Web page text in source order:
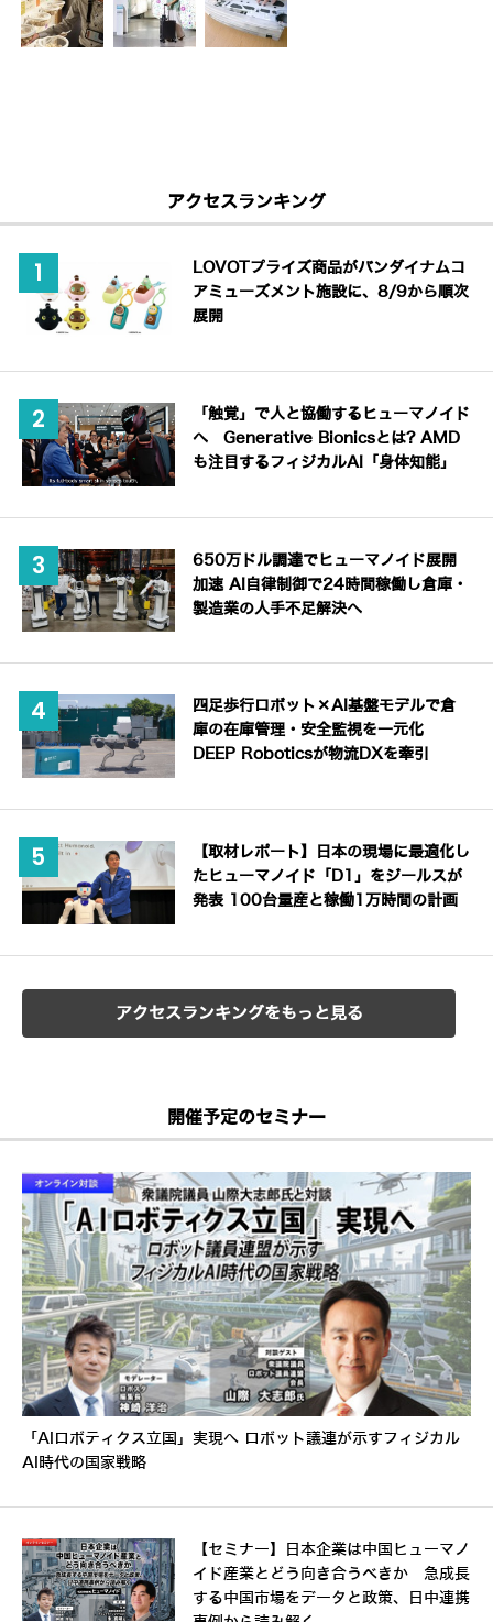
アクセスランキング
LOVOTプライズ商品がバンダイナムコ
アミューズメント施設に、8/9から順次
展開
「触覚」で人と協働するヒューマノイド
へ Generative Bionicsとは? AMD
も注目するフィジカルAI「身体知能」
650万ドル調達でヒューマノイド展開
加速 AI自律制御で24時間稼働し倉庫・
製造業の人手不足解決へ
四足歩行ロボット×AI基盤モデルで倉
庫の在庫管理・安全監視を一元化
DEEP Roboticsが物流DXを牽引
【取材レポート】日本の現場に最適化し
たヒューマノイド「D1」をジールスが
発表 100台量産と稼働1万時間の計画
アクセスランキングをもっと見る
開催予定のセミナー
「AIロボティクス立国」実現へ ロボット議連が示すフィジカル
AI時代の国家戦略
【セミナー】日本企業は中国ヒューマノ
イド産業とどう向き合うべきか 急成長
する中国市場をデータと政策、日中連携